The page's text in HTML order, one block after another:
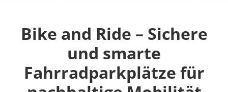
Bike and Ride – Sichere
und smarte
Fahrradparkplätze für